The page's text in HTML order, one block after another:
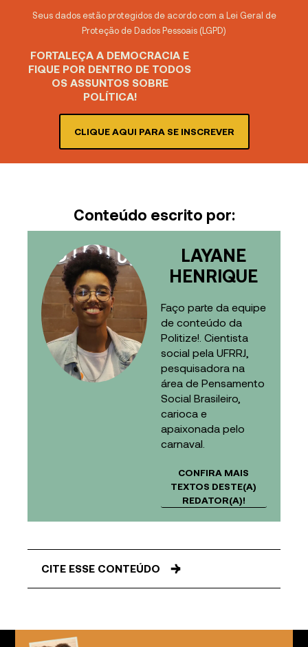
Seus dados estão protegidos de acordo com a Lei Geral de
Proteção de Dados Pessoais (LGPD)
FORTALEÇA A DEMOCRACIA E
FIQUE POR DENTRO DE TODOS
OS ASSUNTOS SOBRE
POLÍTICA!
CLIQUE AQUI PARA SE INSCREVER
Conteúdo escrito por:
LAYANE
HENRIQUE
Faço parte da equipe
de conteúdo da
Politize!. Cientista
social pela UFRRJ,
pesquisadora na
área de Pensamento
Social Brasileiro,
carioca e
apaixonada pelo
carnaval.
CONFIRA MAIS
TEXTOS DESTE(A)
REDATOR(A)!
CITE ESSE CONTEÚDO